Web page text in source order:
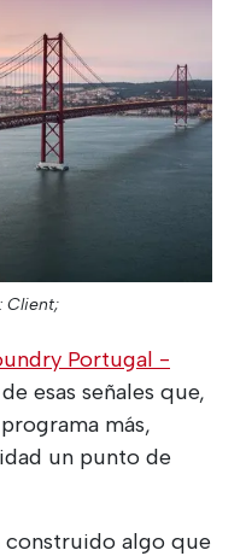
Client;
Portugal -
esas señales que,
más,
un punto de
construido algo que